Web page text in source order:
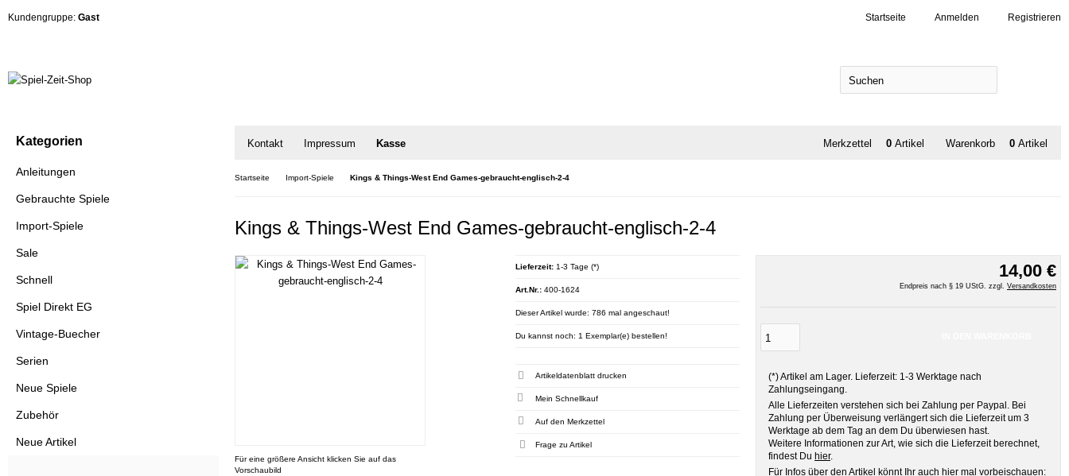
Kundengruppe: Gast Registrieren
Anmelden
Startseite
Kontakt Impressum Kasse Warenkorb 0 Artikel
Merkzettel 0 Artikel
Startseite Import-Spiele Kings & Things-West End Games-gebraucht-englisch-2-4
Kings & Things-West End Games-gebraucht-englisch-2-4
Für eine größere Ansicht klicken Sie auf das
Vorschaubild
14,00 €
Endpreis nach § 19 UStG. zzgl. Versandkosten
(*) Artikel am Lager. Lieferzeit: 1-3 Werktage nach
Zahlungseingang.
Alle Lieferzeiten verstehen sich bei Zahlung per Paypal. Bei
Zahlung per Überweisung verlängert sich die Lieferzeit um 3
Werktage ab dem Tag an dem Du überwiesen hast.
Weitere Informationen zur Art, wie sich die Lieferzeit berechnet,
findest Du hier.
Für Infos über den Artikel könnt Ihr auch hier mal vorbeischauen:
Lieferzeit: 1-3 Tage (*)
Art.Nr.: 400-1624
Dieser Artikel wurde: 786 mal angeschaut!
Du kannst noch: 1 Exemplar(e) bestellen!
Artikeldatenblatt drucken
Mein Schnellkauf
Frage zu Artikel
Kategorien
Anleitungen
Gebrauchte Spiele
Import-Spiele
Sale
Schnell
Spiel Direkt EG
Vintage-Buecher
Serien
Neue Spiele
Zubehör
Neue Artikel